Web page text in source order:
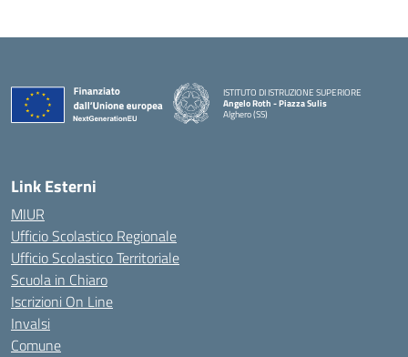
ISTITUTO DI ISTRUZIONE SUPERIORE
Angelo Roth - Piazza Sulis
Alghero (SS)
— Visita la pagina iniziale della scuola
Link Esterni
MIUR
Ufficio Scolastico Regionale
Ufficio Scolastico Territoriale
Scuola in Chiaro
Iscrizioni On Line
Invalsi
Comune